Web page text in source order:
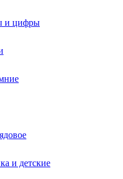
и цифры
и детские